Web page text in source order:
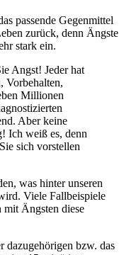
passende Gegenmittel
zurück, denn Ängste
stark ein.
Angst! Jeder hat
Vorbehalten,
Millionen
Aber keine
Ich weiß es, denn
sich vorstellen
was hinter unseren
Viele Fallbeispiele
mit Ängsten diese
dazugehörigen bzw. das